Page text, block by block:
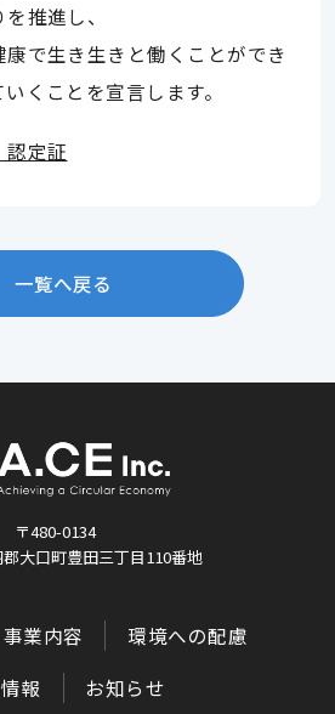
推進し、
で生き生きと働くことができ
くことを宣言します。
定証
一覧へ戻る
〒480-0134
大口町豊田三丁目110番地
事業内容
環境への配慮
報
お知らせ